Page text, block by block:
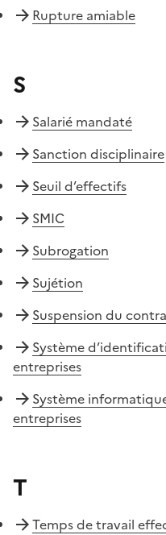
Rupture amiable
S
Salarié mandaté
Sanction disciplinaire
Seuil d’effectifs
SMIC
Subrogation
Sujétion
Suspension du
Système
entreprises
Système
entreprises
T
Temps de travail